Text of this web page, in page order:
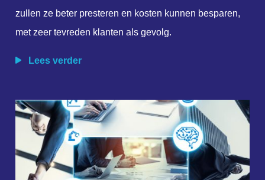
zullen ze beter presteren en kosten kunnen besparen,
met zeer tevreden klanten als gevolg.
Lees verder